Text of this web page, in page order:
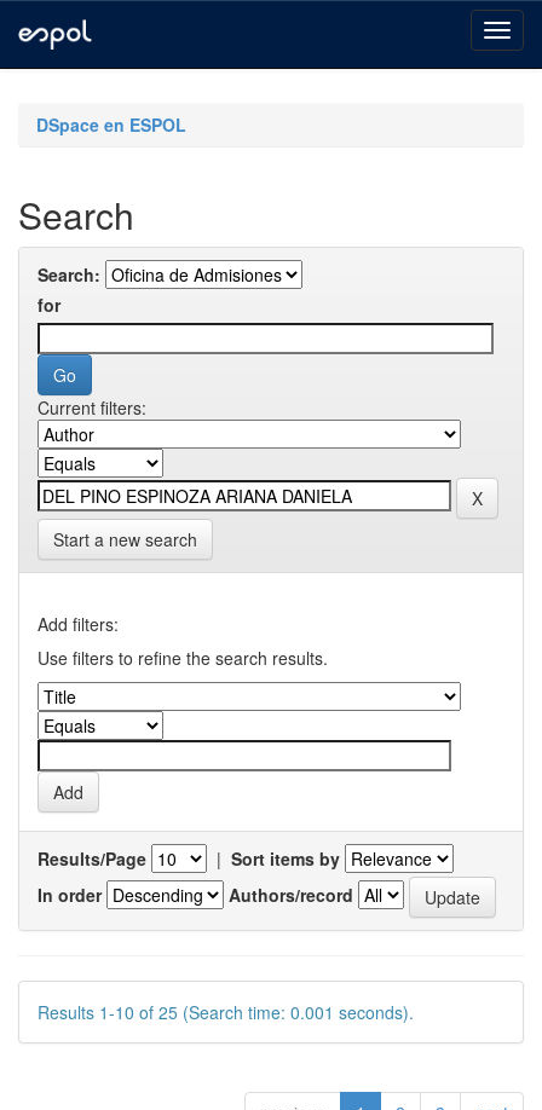
navigationDSpace en ESPOL
Search
Search:
for
Current filters:
Start a new search
Add filters:
Use filters to refine the search results.
Results/Page | Sort items by
In order
Authors/record
Results 1-10 of 25 (Search time: 0.001 seconds).